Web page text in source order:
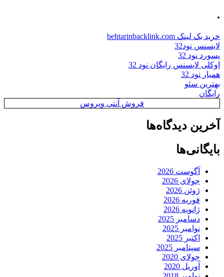
.
خرید بک لینک behtarinbacklink.com
لایسنس نود32
پسورد نود 32
اوکلی لایسنس رایگان نود 32
همیار نود 32
بهترین سئو
رایگان
فروش آنتی ویروس
آخرین دیدگاه‌ها
بایگانی‌ها
آگوست 2026
جولای 2026
ژوئن 2026
فوریه 2026
ژانویه 2026
دسامبر 2025
نوامبر 2025
اکتبر 2025
سپتامبر 2025
جولای 2020
آوریل 2020